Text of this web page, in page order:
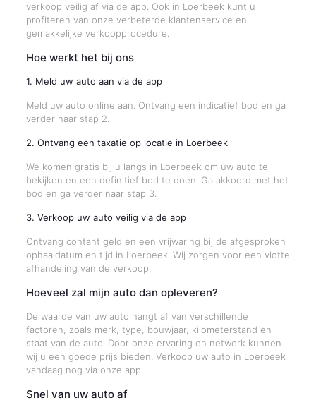
verkoop veilig af via de app. Ook in Loerbeek kunt u
profiteren van onze verbeterde klantenservice en
gemakkelijke verkoopprocedure.
Hoe werkt het bij ons
1. Meld uw auto aan via de app
Meld uw auto online aan. Ontvang een indicatief bod en ga
verder naar stap 2.
2. Ontvang een taxatie op locatie in Loerbeek
We komen gratis bij u langs in Loerbeek om uw auto te
bekijken en een definitief bod te doen. Ga akkoord met het
bod en ga verder naar stap 3.
3. Verkoop uw auto veilig via de app
Ontvang contant geld en een vrijwaring bij de afgesproken
ophaaldatum en tijd in Loerbeek. Wij zorgen voor een vlotte
afhandeling van de verkoop.
Hoeveel zal mijn auto dan opleveren?
De waarde van uw auto hangt af van verschillende
factoren, zoals merk, type, bouwjaar, kilometerstand en
staat van de auto. Door onze ervaring en netwerk kunnen
wij u een goede prijs bieden. Verkoop uw auto in Loerbeek
vandaag nog via onze app.
Snel van uw auto af